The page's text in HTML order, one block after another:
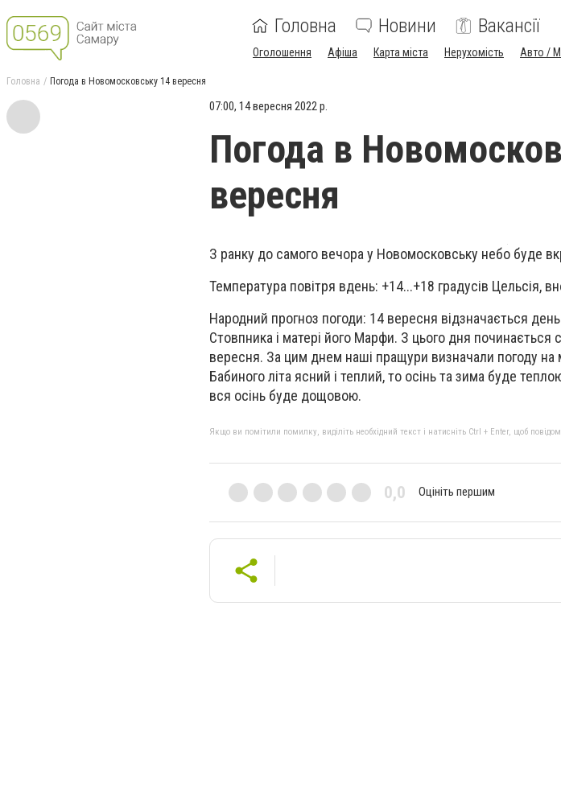
Головна Новини Вакансії
Оголошення Афіша Карта міста Нерухомість Авто /
Головна Погода в Новомосковську 14 вересня
07:00, 14 вересня 2022 р.
Погода в
вересня
З ранку до самого вечора у Новомосковську небо буде
Температура повітря вдень: +14...+18 градусів Цельсія,
Народний прогноз погоди: 14 вересня відзначається
Стовпника і матері його Марфи. З цього дня починається
вересня. За цим днем наші пращури визначали погоду
Бабиного літа ясний і теплий, то осінь та зима буде
вся осінь буде дощовою.
Якщо ви помітили помилку, виділіть необхідний текст і натисніть Ctrl + Enter, щоб
0,0 Оцініть першим